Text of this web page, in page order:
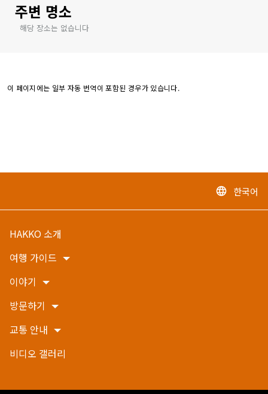
주변 명소
해당 장소는 없습니다
이 페이지에는 일부 자동 번역이 포함된 경우가 있습니다.
language 한국어
HAKKO 소개
여행 가이드
이야기
방문하기
교통 안내
비디오 갤러리